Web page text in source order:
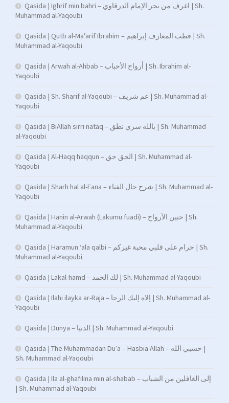
Qasida | Ighrif min bahri – اغرف من بحر الإمام الدرقاوي | Sh.
Muhammad al-Yaqoubi
Qasida | Qutb al-Ma’arif Ibrahim – قطب المعارف إبراهيم | Sh.
Muhammad al-Yaqoubi
Qasida | Arwah al-Ahbab – أرواح الأحباب | Sh. Ibrahim al-
Yaqoubi
Qasida | Sh. Sharif al-Yaqoubi – عم شريف | Sh. Muhammad al-
Yaqoubi
Qasida | BiAllah sirri nataq – بالله سري نطق | Sh. Muhammad
al-Yaqoubi
Qasida | Al-Haqq haqqun – الحق حق | Sh. Muhammad al-
Yaqoubi
Qasida | Sharh hal al-Fana – شرح حال الفناء | Sh. Muhammad al-
Yaqoubi
Qasida | Hanin al-Arwah (Lakumu fuadi) – حنين الأرواح | Sh.
Muhammad al-Yaqoubi
Qasida | Haramun ‘ala qalbi – حرام على قلبي محبة غيركم | Sh.
Muhammad al-Yaqoubi
Qasida | Lakal-hamd – لك الحمد | Sh. Muhammad al-Yaqoubi
Qasida | Ilahi ilayka ar-Raja – إلاه إليك الرجا | Sh. Muhammad al-
Yaqoubi
Qasida | Dunya – الدنيا | Sh. Muhammad al-Yaqoubi
Qasida | The Muhammadan Du’a – Hasbia Allah – حسبي الله |
Sh. Muhammad al-Yaqoubi
Qasida | Ila al-ghafilina min al-shabab – إلى الغافلين من الشباب
| Sh. Muhammad al-Yaqoubi